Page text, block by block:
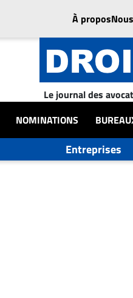
À propos
Le journal des
NOMINATIONS
Entreprises